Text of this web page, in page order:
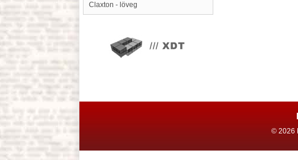
Claxton - löveg
© 2026